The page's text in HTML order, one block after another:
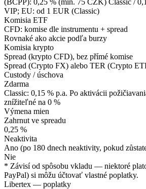
VIP; EU: od 1 EUR (Classic)
Komisia ETF
CFD: komise dle instrumentu + spread
Rovnaké ako akcie podľa burzy
Komisia krypto
Spread (krypto CFD), bez přímé komise
Spread (Crypto FX) alebo TER (Crypto
Custody / úschova
Zdarma
Classic: 0,15 % p.a. Po aktivácii
znížiteľné na 0 %
Výmena mien
Zahrnut ve spreadu
0,25 %
Neaktivita
Ano (po 180 dnech neaktivity, pokud
Nie
* Závisí od spôsobu vkladu — niektoré
PayPal) si môžu účtovať vlastné poplatky.
Libertex — poplatky